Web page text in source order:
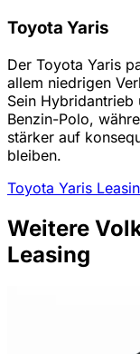
Toyota Yaris
Der Toyota Yaris
allem niedrigen
Sein
Benzin-Polo,
stärker auf
bleiben.
Toyota Yaris
Weitere
Leasing